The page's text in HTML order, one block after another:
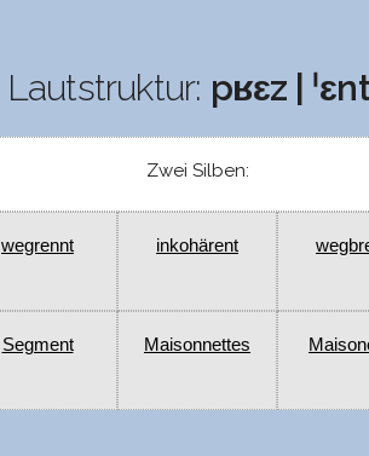
Lautstruktur: pʁɛz | ˈɛnt
Zwei Silben:
wegrennt inkohärent
Segment Maisonnettes